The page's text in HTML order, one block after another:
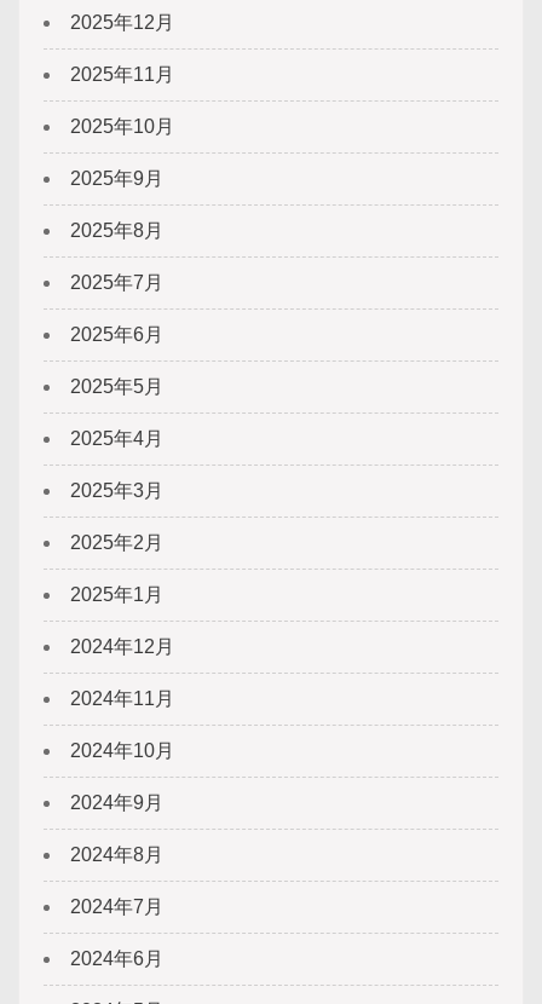
2025年12月
2025年11月
2025年10月
2025年9月
2025年8月
2025年7月
2025年6月
2025年5月
2025年4月
2025年3月
2025年2月
2025年1月
2024年12月
2024年11月
2024年10月
2024年9月
2024年8月
2024年7月
2024年6月